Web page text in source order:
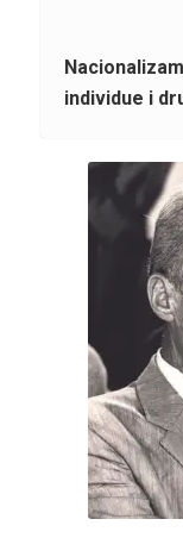
individue i